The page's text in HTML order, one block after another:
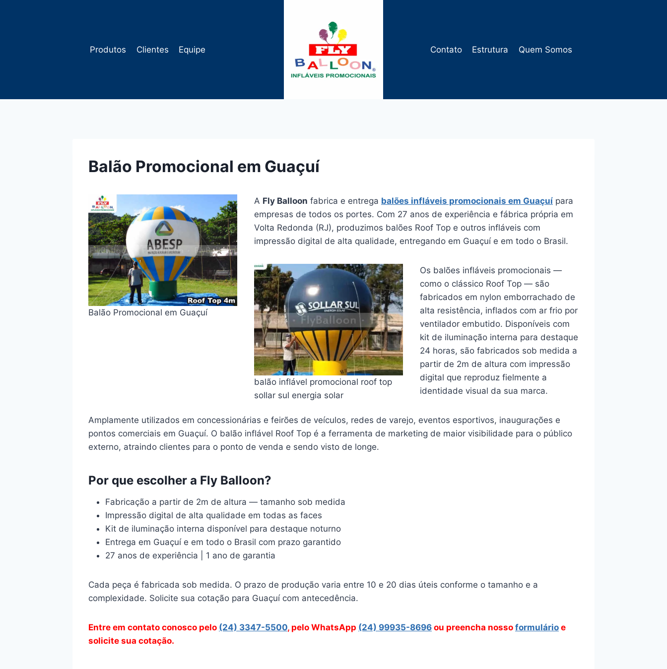
Produtos Clientes Equipe Contato Estrutura Quem Somos
Balão Promocional em Guaçuí
Balão Promocional em Guaçuí
A Fly Balloon fabrica e entrega balões infláveis promocionais em Guaçuí para
empresas de todos os portes. Com 27 anos de experiência e fábrica própria em
Volta Redonda (RJ), produzimos balões Roof Top e outros infláveis com
impressão digital de alta qualidade, entregando em Guaçuí e em todo o Brasil.
balão inflável promocional roof top
sollar sul energia solar
Os balões infláveis promocionais —
como o clássico Roof Top — são
fabricados em nylon emborrachado de
alta resistência, inflados com ar frio por
ventilador embutido. Disponíveis com
kit de iluminação interna para destaque
24 horas, são fabricados sob medida a
partir de 2m de altura com impressão
digital que reproduz fielmente a
identidade visual da sua marca.
Amplamente utilizados em concessionárias e feirões de veículos, redes de varejo, eventos esportivos, inaugurações e
pontos comerciais em Guaçuí. O balão inflável Roof Top é a ferramenta de marketing de maior visibilidade para o público
externo, atraindo clientes para o ponto de venda e sendo visto de longe.
Por que escolher a Fly Balloon?
Fabricação a partir de 2m de altura — tamanho sob medida
Impressão digital de alta qualidade em todas as faces
Kit de iluminação interna disponível para destaque noturno
Entrega em Guaçuí e em todo o Brasil com prazo garantido
27 anos de experiência | 1 ano de garantia
Cada peça é fabricada sob medida. O prazo de produção varia entre 10 e 20 dias úteis conforme o tamanho e a
complexidade. Solicite sua cotação para Guaçuí com antecedência.
Entre em contato conosco pelo (24) 3347-5500, pelo WhatsApp (24) 99935-8696 ou preencha nosso formulário e
solicite sua cotação.